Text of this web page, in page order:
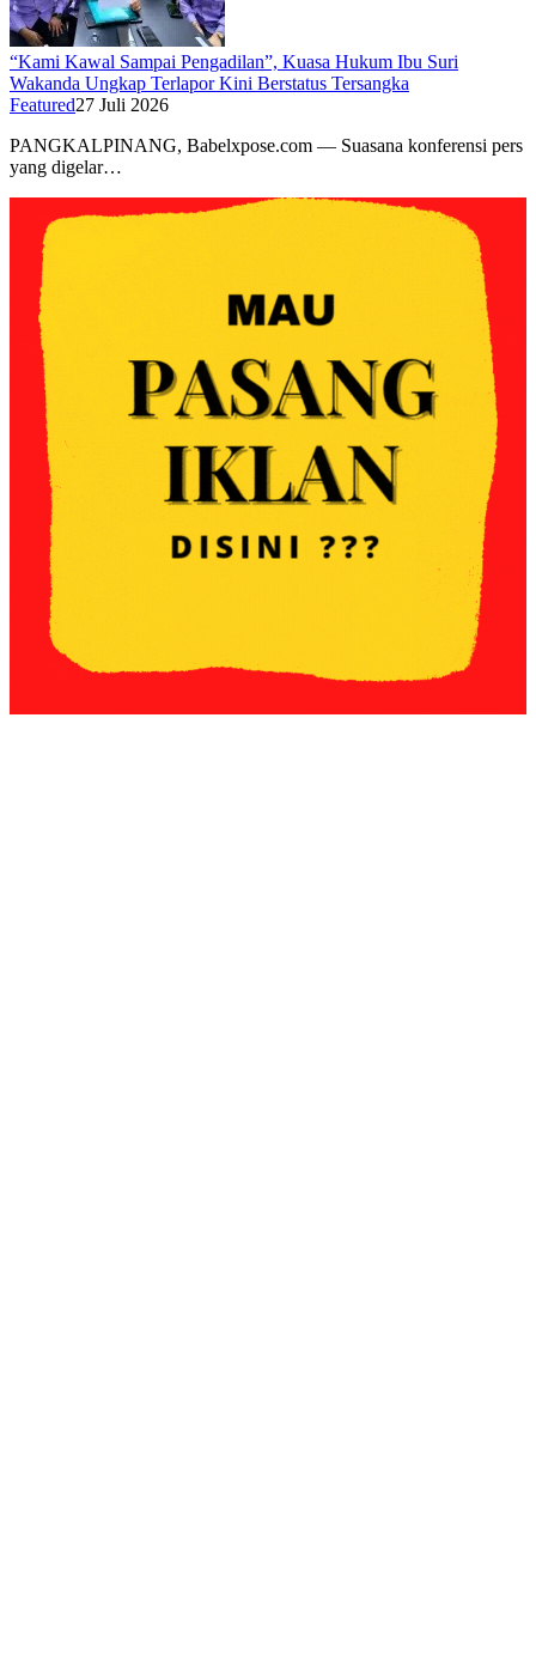
“Kami Kawal Sampai Pengadilan”, Kuasa Hukum Ibu Suri
Wakanda Ungkap Terlapor Kini Berstatus Tersangka
Featured27 Juli 2026
PANGKALPINANG, Babelxpose.com — Suasana konferensi pers
yang digelar…